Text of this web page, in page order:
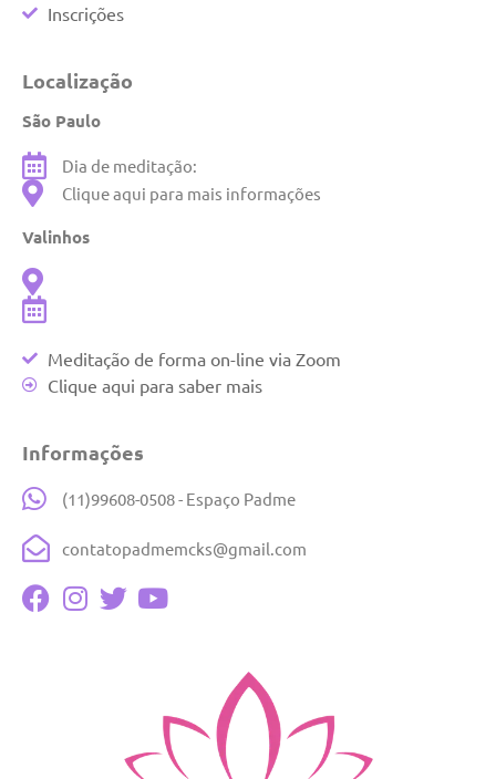
Inscrições
Localização
São Paulo
Dia de meditação:
Clique aqui para mais informações
Valinhos
Meditação de forma on-line via Zoom
Clique aqui para saber mais
Informações
(11)99608-0508 - Espaço Padme
contatopadmemcks@gmail.com